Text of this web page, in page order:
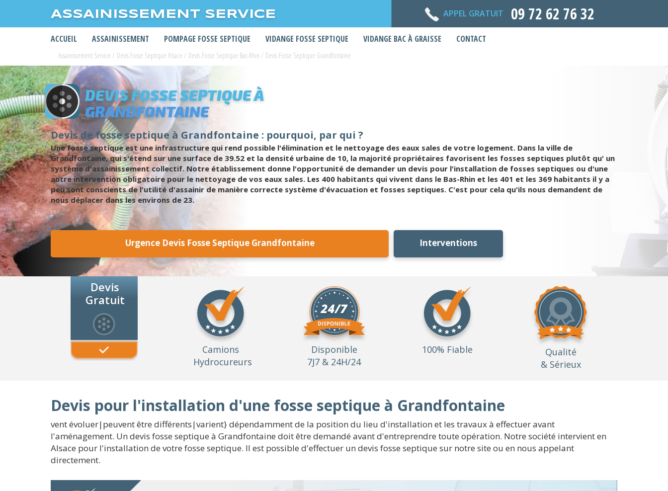
ASSAINISSEMENT SERVICE APPEL GRATUIT 09 72 62 76 32
ACCUEIL ASSAINISSEMENT POMPAGE FOSSE SEPTIQUE VIDANGE FOSSE SEPTIQUE VIDANGE BAC À GRAISSE CONTACT
Assainissement Service / Devis Fosse Septique Alsace / Devis Fosse Septique Bas-Rhin / Devis Fosse Septique Grandfontaine
DEVIS FOSSE SEPTIQUE À
GRANDFONTAINE
Devis de fosse septique à Grandfontaine : pourquoi, par qui ?
Une fosse septique est une infrastructure qui rend possible l'élimination et le nettoyage des eaux sales de votre logement. Dans la ville de
Grandfontaine, qui s'étend sur une surface de 39.52 et la densité urbaine de 10, la majorité propriétaires favorisent les fosses septiques plutôt qu' un
système d'assainissement collectif. Notre établissement donne l'opportunité de demander un devis pour l'installation de fosses septiques ou d'une
autre intervention obligatoire pour le nettoyage de vos eaux sales. Les 400 habitants qui vivent dans le Bas-Rhin et les 401 et les 369 habitants il y a
peu sont conscients de l'utilité d'assainir de manière correcte système d'évacuation et fosses septiques. C'est pour cela qu'ils nous demandent de
nous déplacer dans les environs de 23.
Urgence Devis Fosse Septique Grandfontaine Interventions
Devis
Gratuit
Camions
Hydrocureurs
Disponible
7J7 & 24H/24
100% Fiable
Qualité
& Sérieux
Devis pour l'installation d'une fosse septique à Grandfontaine
vent évoluer|peuvent être différents|varient} dépendamment de la position du lieu d'installation et les travaux à effectuer avant
l'aménagement. Un devis fosse septique à Grandfontaine doit être demandé avant d'entreprendre toute opération. Notre société intervient en
Alsace pour l'installation de votre fosse septique. Il est possible d'effectuer un devis fosse septique sur notre site ou en nous appelant
directement.